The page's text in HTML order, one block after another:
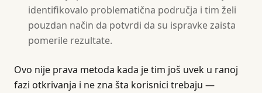
identifikovalo problematična područja i tim želi
pouzdan način da potvrdi da su ispravke zaista
pomerile rezultate.
Ovo nije prava metoda kada je tim još uvek u ranoj
fazi otkrivanja i ne zna šta korisnici trebaju —